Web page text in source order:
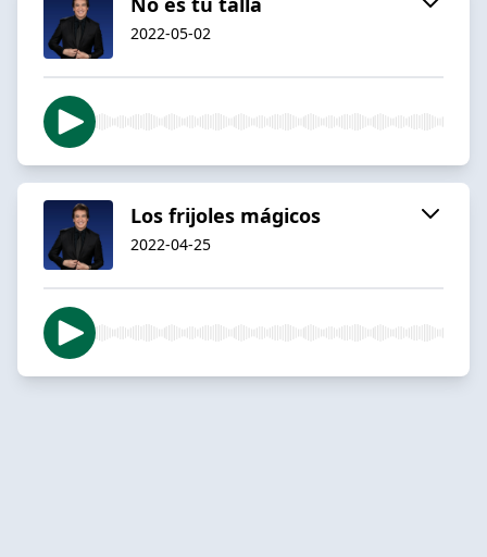
2022-05-02
Los frijoles mágicos
2022-04-25